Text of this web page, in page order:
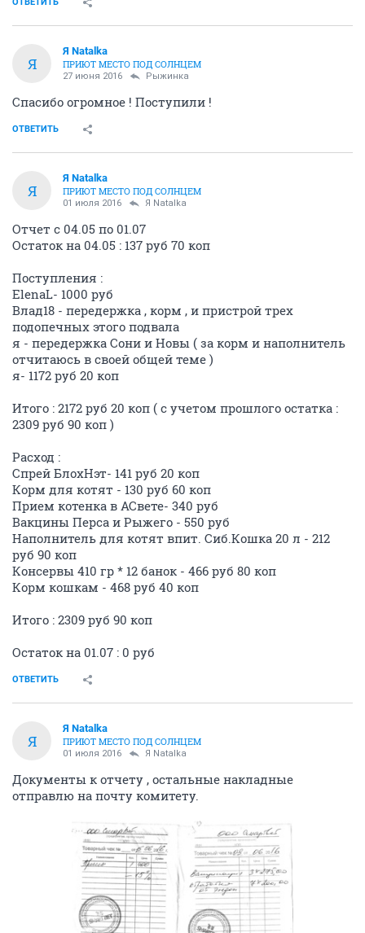
ОТВЕТИТЬ
Я
Я Natalka
ПРИЮТ МЕСТО ПОД СОЛНЦЕМ
27 июня 2016 Рыжинка
Спасибо огромное ! Поступили !
ОТВЕТИТЬ
Я
Я Natalka
ПРИЮТ МЕСТО ПОД СОЛНЦЕМ
01 июля 2016 Я Natalka
Отчет с 04.05 по 01.07
Остаток на 04.05 : 137 руб 70 коп
Поступления :
ElenaL- 1000 руб
Влад18 - передержка , корм , и пристрой трех
подопечных этого подвала
я - передержка Сони и Новы ( за корм и наполнитель
отчитаюсь в своей общей теме )
я- 1172 руб 20 коп
Итого : 2172 руб 20 коп ( с учетом прошлого остатка :
2309 руб 90 коп )
Расход :
Спрей БлохНэт- 141 руб 20 коп
Корм для котят - 130 руб 60 коп
Прием котенка в АСвете- 340 руб
Вакцины Перса и Рыжего - 550 руб
Наполнитель для котят впит. Сиб.Кошка 20 л - 212
руб 90 коп
Консервы 410 гр * 12 банок - 466 руб 80 коп
Корм кошкам - 468 руб 40 коп
Итого : 2309 руб 90 коп
Остаток на 01.07 : 0 руб
ОТВЕТИТЬ
Я
Я Natalka
ПРИЮТ МЕСТО ПОД СОЛНЦЕМ
01 июля 2016 Я Natalka
Документы к отчету , остальные накладные
отправлю на почту комитету.